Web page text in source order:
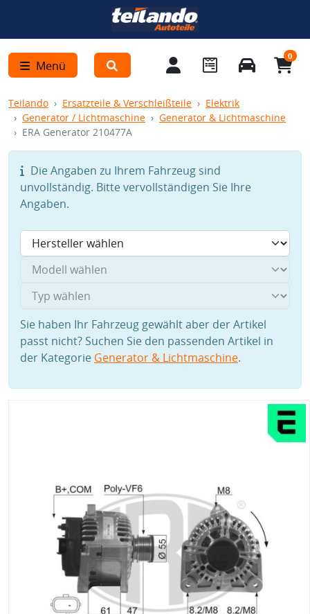
Menü
0
Teilando Ersatzteile & Verschleißteile
Elektrik
Generator / Lichtmaschine
Generator & Lichtmaschine
ERA Generator 210477A
Die Angaben zu Ihrem Fahrzeug sind
unvollständig. Bitte vervollständigen Sie Ihre
Angaben.
Sie haben Ihr Fahrzeug gewählt aber der Artikel
passt nicht? Suchen Sie den passenden Artikel in
der Kategorie Generator & Lichtmaschine.